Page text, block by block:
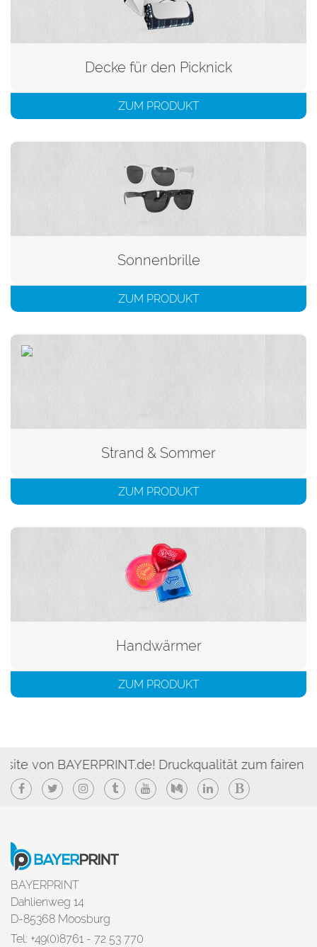
Decke für den Picknick
ZUM PRODUKT
Sonnenbrille
ZUM PRODUKT
Strand & Sommer
ZUM PRODUKT
Handwärmer
ZUM PRODUKT
Druckqualität zum fairen Preis,
FacebookTwitterInstagram
Tumblr YouTubeMediumLinkedInBlogger
BAYERPRINT
Dahlienweg 14
D-85368 Moosburg
Tel: +49(0)8761 - 72 53 770